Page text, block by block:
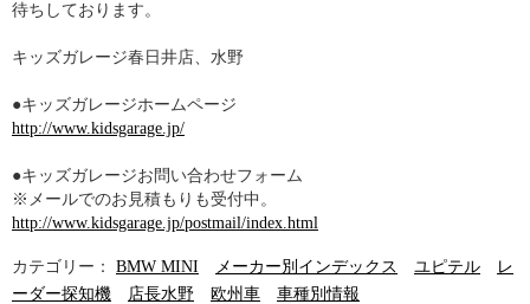
待ちしております。
キッズガレージ春日井店、水野
●キッズガレージホームページ
http://www.kidsgarage.jp/
●キッズガレージお問い合わせフォーム
※メールでのお見積もりも受付中。
http://www.kidsgarage.jp/postmail/index.html
カテゴリー： BMW MINI メーカー別インデックス ユピテル
レ
ーダー探知機
店長水野 欧州車 車種別情報